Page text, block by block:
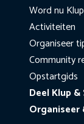
Word nu
Activiteiten
Organiseer
Community
Opstartgids
Deel Klup &
Organiseer